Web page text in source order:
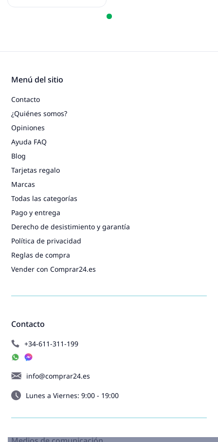
Contacto
+34-611-311-199
info@comprar24.es
Lunes a Viernes: 9:00 - 19:00
Menú del sitio
Contacto
¿Quiénes somos?
Opiniones
Ayuda FAQ
Blog
Tarjetas regalo
Marcas
Todas las categorías
Pago y entrega
Derecho de desistimiento y garantía
Política de privacidad
Reglas de compra
Vender con Comprar24.es